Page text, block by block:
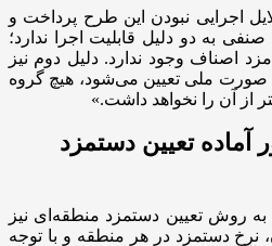
اجرایی نبودن این طرح پرداخت و
به دو دلیل قابلیت اجرا ندارد؛
اصناف وجود ندارد. دلیل دوم نیز
صورت ملی تعیین می‌شود، هیچ گروه
از آن را نخواهد داشت.»
تعیین دستمزد
به روش تعیین دستمزد منطقه‌ای نیز
نرخ دستمزد در هر منطقه و با توجه